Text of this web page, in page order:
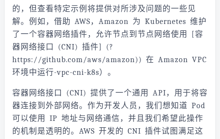
的，但查看特定示例将提供对所涉及问题的一些见
解。例如，借助 AWS，Amazon 为 Kubernetes 维护
了一个容器网络插件，允许节点到节点网络使用 [容
器网络接口 (CNI) 插件] (?
https://github.com/aws/amazon)) 在 Amazon VPC
环境中运行-vpc-cni-k8s）。
容器网络接口 (CNI) 提供了一个通用 API，用于将容
器连接到外部网络。作为开发人员，我们想知道 Pod
可以使用 IP 地址与网络通信，并且我们希望此操作
的机制是透明的。AWS 开发的 CNI 插件试图满足这